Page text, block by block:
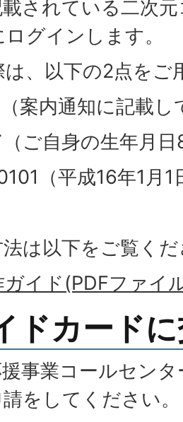
されている二次
グインします。
は、以下の2点をご
（案内通知に記載
（ご自身の生年月
（平成16年1月1
は以下をご覧く
イド(PDFファイ
ドカード
事業コールセン
をしてください。